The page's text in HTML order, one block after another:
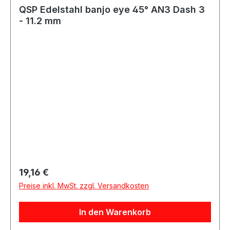
QSP Edelstahl banjo eye 45° AN3 Dash 3
- 11.2 mm
Regulärer Preis:
19,16 €
Preise inkl. MwSt. zzgl. Versandkosten
In den Warenkorb